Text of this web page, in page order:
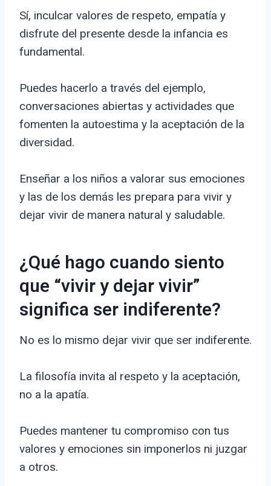
Sí, inculcar valores de respeto, empatía y
disfrute del presente desde la infancia es
fundamental.
Puedes hacerlo a través del ejemplo,
conversaciones abiertas y actividades que
fomenten la autoestima y la aceptación de la
diversidad.
Enseñar a los niños a valorar sus emociones
y las de los demás les prepara para vivir y
dejar vivir de manera natural y saludable.
¿Qué hago cuando siento
que “vivir y dejar vivir”
significa ser indiferente?
No es lo mismo dejar vivir que ser indiferente.
La filosofía invita al respeto y la aceptación,
no a la apatía.
Puedes mantener tu compromiso con tus
valores y emociones sin imponerlos ni juzgar
a otros.